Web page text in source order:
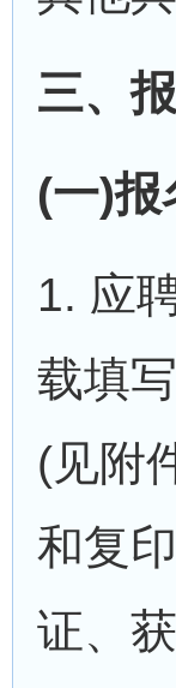
三、
(一)报
1. 应
载填
(见附
和复
证、